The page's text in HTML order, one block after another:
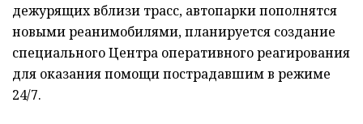
дежурящих вблизи трасс, автопарки пополнятся
новыми реанимобилями, планируется создание
специального Центра оперативного реагирования
для оказания помощи пострадавшим в режиме
24/7.